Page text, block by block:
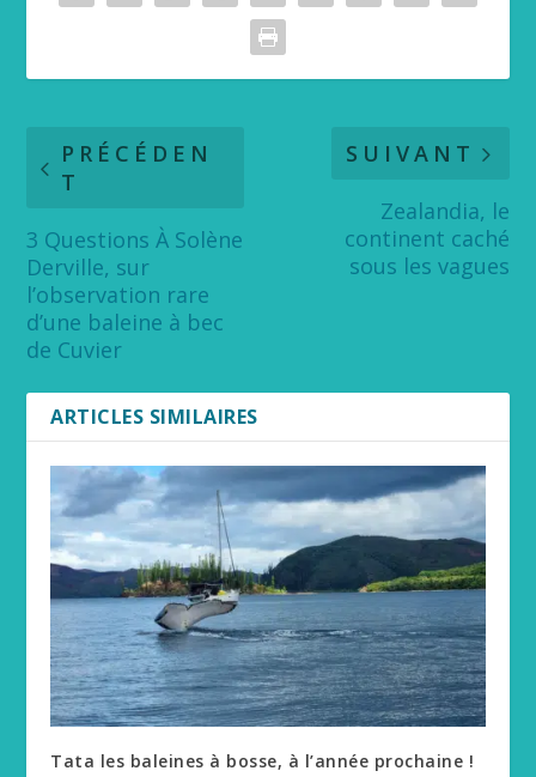
PRÉCÉDEN
T
3 Questions À Solène
Derville, sur
l’observation rare
d’une baleine à bec
de Cuvier
SUIVANT
Zealandia, le
continent caché
sous les vagues
ARTICLES SIMILAIRES
Tata les baleines à bosse, à l’année prochaine !